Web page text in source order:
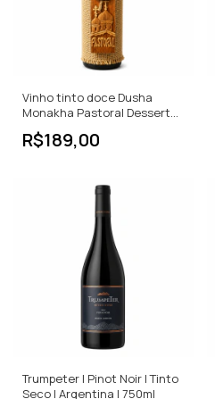
Vinho tinto doce Dusha
Monakha Pastoral Dessert
R$189,00
Trumpeter | Pinot Noir | Tinto
Seco | Argentina | 750ml